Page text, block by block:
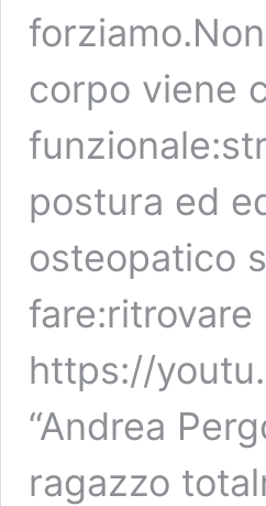
corpo viene
postura ed
osteopatico
https://
“Andrea
ragazzo